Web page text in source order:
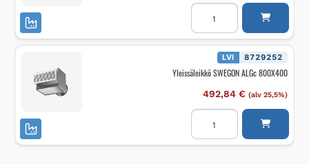
Poistoilmasäleikkö
SWEGON
GRLc
1000X150
määrä
LVI 8729252
Yleissäleikkö SWEGON ALGc 800X400
492,84 € (alv 25,5%)
Yleissäleikkö
SWEGON
ALGc
800X400